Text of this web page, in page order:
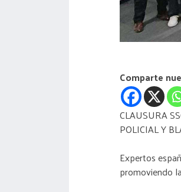
Comparte
CLAUSURA
POLICIAL Y
Expertos
promoviendo